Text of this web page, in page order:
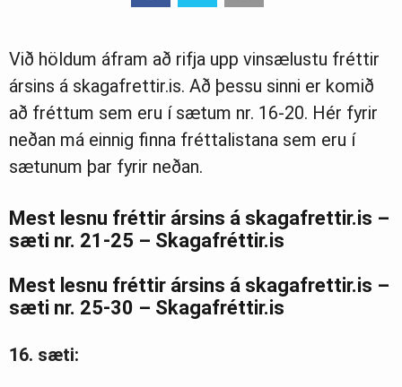
Ljósmyndasafn
Við höldum áfram að rifja upp vinsælustu fréttir
ársins á skagafrettir.is. Að þessu sinni er komið
að fréttum sem eru í sætum nr. 16-20. Hér fyrir
neðan má einnig finna fréttalistana sem eru í
sætunum þar fyrir neðan.
Mest lesnu fréttir ársins á skagafrettir.is –
sæti nr. 21-25 – Skagafréttir.is
Mest lesnu fréttir ársins á skagafrettir.is –
sæti nr. 25-30 – Skagafréttir.is
16. sæti: